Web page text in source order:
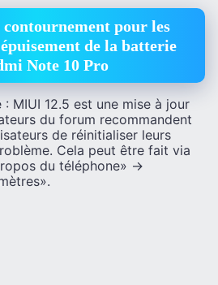
contournement pour les
de la batterie
Note 10 Pro
: MIUI 12.5 est une mise à jour
du forum recommandent
de réinitialiser leurs
Cela peut être fait via
du téléphone» ->